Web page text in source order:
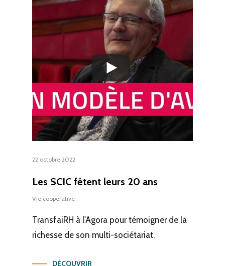
22 octobre 2022
Les SCIC fêtent leurs 20 ans
Vie coopérative
TransfaiRH à l'Agora pour témoigner de la
richesse de son multi-sociétariat.
DÉCOUVRIR